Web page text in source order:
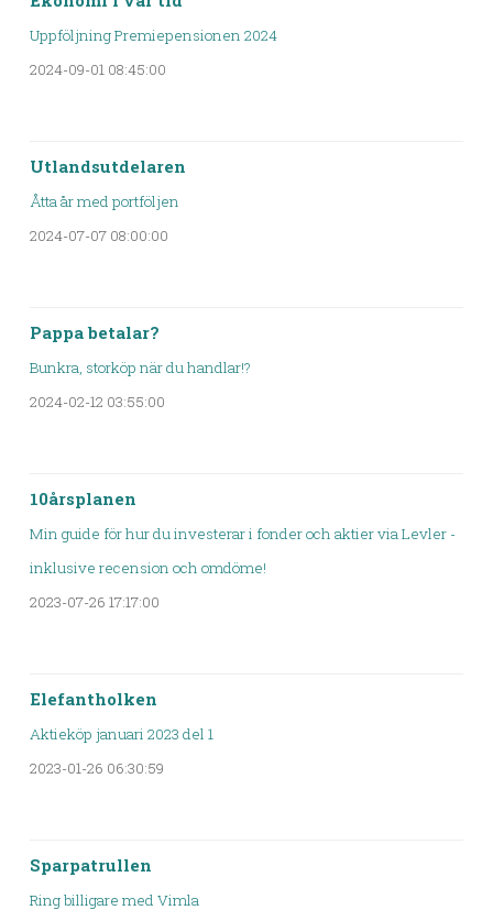
Uppföljning Premiepensionen 2024
2024-09-01 08:45:00
Utlandsutdelaren
Åtta år med portföljen
2024-07-07 08:00:00
Pappa betalar?
Bunkra, storköp när du handlar!?
2024-02-12 03:55:00
10årsplanen
Min guide för hur du investerar i fonder och aktier via Levler -
inklusive recension och omdöme!
2023-07-26 17:17:00
Elefantholken
Aktieköp januari 2023 del 1
2023-01-26 06:30:59
Sparpatrullen
Ring billigare med Vimla